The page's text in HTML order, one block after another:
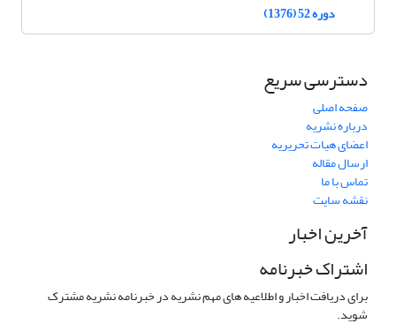
دوره 52 (1376)
دسترسی سریع
صفحه اصلی
درباره نشریه
اعضای هیات تحریریه
ارسال مقاله
تماس با ما
نقشه سایت
آخرین اخبار
اشتراک خبرنامه
برای دریافت اخبار و اطلاعیه های مهم نشریه در خبرنامه نشریه مشترک
شوید.